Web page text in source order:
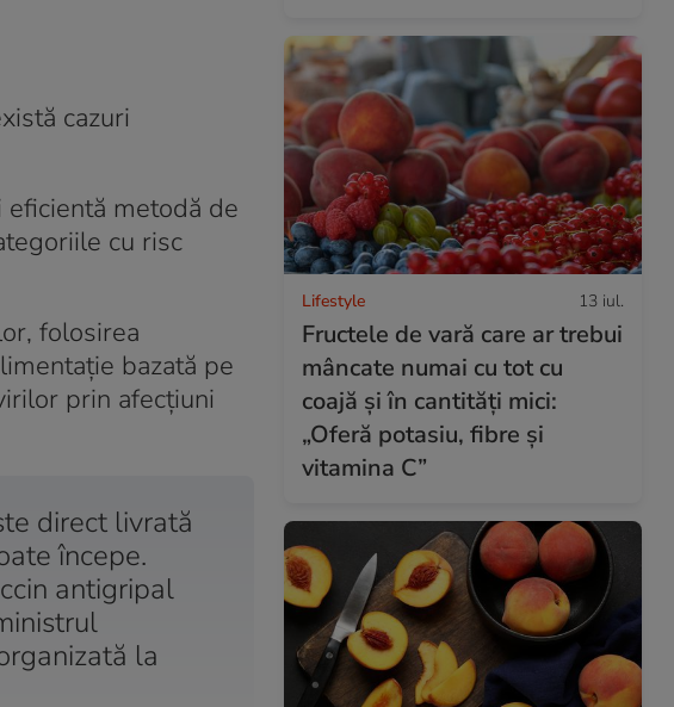
cazuri
metodă de
cu risc
folosirea
bazată pe
prin afecţiuni
direct livrată
începe.
antigripal
la
Lifestyle 13 iul.
Fructele de vară care ar trebui
mâncate numai cu tot cu
coajă și în cantități mici:
„Oferă potasiu, fibre și
vitamina C”